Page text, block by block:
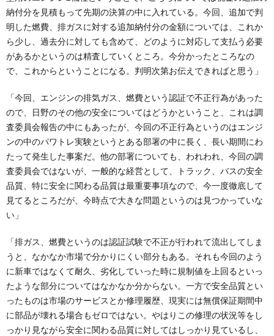
納付分を見積もって先期の決算の中に入れている。今回、追加で判
明した燃費、排ガスに対する追加納付分の金額については、これか
ら少し、過去分に対しても含めて、どのように対応して支払う必要
があるかというのは精査していくところ。今分かったところなの
で、これからということになる。判明次第お伝えできればと思う」
「今回、エンジンの排気ガス、燃費という認証で不正行為があった
ので、日野のその他の安全についてはどうかということ、これは調
査委員会報告の中にもあったが、今回の不正行為というのはエンジ
ンの中のパワトレ実験というとある部署の中に長く、長い期間にわ
たって発生した事案だ。他の部署についても、われわれ、今回の調
査委員会ではないが、一般的な経営として、トラック、バスの安全
品質、特に安全に関わる品質は最重要事項なので、今一度徹底して
見てるところだが、今時点で大きな問題というのは見つかっていな
い」
「排ガス、燃費というのは認証試験で不正が行われて流出してしま
うと、なかなか市場で分かりにくい部分もある。それも今回のよう
に新車ではなくて耐久、劣化していった時に規制値を上回るといっ
たような部分についてはなかなか分からない。一方で安全品質とい
ったものは市場のサービスとか修理履歴、現実には無償保証期間中
に部品が壊れる場合もゼロではない。やはりこの修理の状況等をし
っかり見ながら安全に関わる品質に対してはしっかり見ているし、